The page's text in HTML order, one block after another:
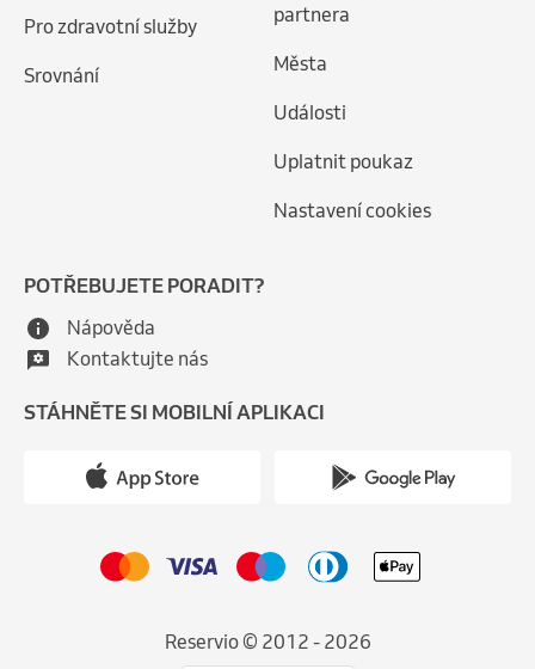
Pro zdravotní služby
Srovnání
partnera
Města
Události
Uplatnit poukaz
Nastavení cookies
POTŘEBUJETE PORADIT?
Nápověda
Kontaktujte nás
STÁHNĚTE SI MOBILNÍ APLIKACI
Reservio © 2012 - 2026